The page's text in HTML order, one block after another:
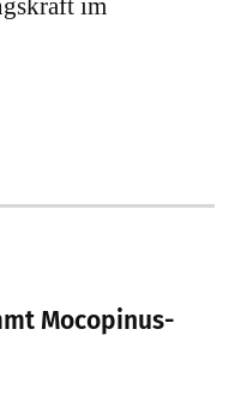
im
Mocopinus-